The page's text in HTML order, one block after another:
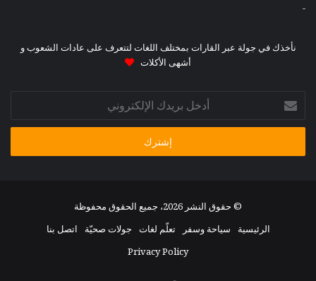
-
نأخذك في جولة عبر القارات بمختلف اللغات لتتعرف على عادات الشعوب و
أشهى الأكلات
بريدك
الإلكتروني
© حقوق النشر 2026، جميع الحقوق محفوظة
الرئيسية
سياحة وسفر تعلّم لغات جولات صحيّة
اتصل بنا
Privacy Policy